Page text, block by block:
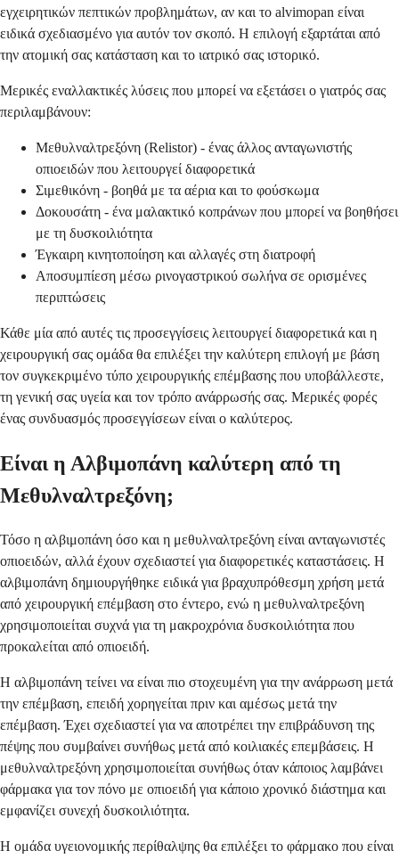
εγχειρητικών πεπτικών προβλημάτων, αν και το alvimopan είναι
ειδικά σχεδιασμένο για αυτόν τον σκοπό. Η επιλογή εξαρτάται από
την ατομική σας κατάσταση και το ιατρικό σας ιστορικό.
Μερικές εναλλακτικές λύσεις που μπορεί να εξετάσει ο γιατρός σας
περιλαμβάνουν:
Μεθυλναλτρεξόνη (Relistor) - ένας άλλος ανταγωνιστής
οπιοειδών που λειτουργεί διαφορετικά
Σιμεθικόνη - βοηθά με τα αέρια και το φούσκωμα
Δοκουσάτη - ένα μαλακτικό κοπράνων που μπορεί να βοηθήσει
με τη δυσκοιλιότητα
Έγκαιρη κινητοποίηση και αλλαγές στη διατροφή
Αποσυμπίεση μέσω ρινογαστρικού σωλήνα σε ορισμένες
περιπτώσεις
Κάθε μία από αυτές τις προσεγγίσεις λειτουργεί διαφορετικά και η
χειρουργική σας ομάδα θα επιλέξει την καλύτερη επιλογή με βάση
τον συγκεκριμένο τύπο χειρουργικής επέμβασης που υποβάλλεστε,
τη γενική σας υγεία και τον τρόπο ανάρρωσής σας. Μερικές φορές
ένας συνδυασμός προσεγγίσεων είναι ο καλύτερος.
Είναι η Αλβιμοπάνη καλύτερη από τη
Μεθυλναλτρεξόνη;
Τόσο η αλβιμοπάνη όσο και η μεθυλναλτρεξόνη είναι ανταγωνιστές
οπιοειδών, αλλά έχουν σχεδιαστεί για διαφορετικές καταστάσεις. Η
αλβιμοπάνη δημιουργήθηκε ειδικά για βραχυπρόθεσμη χρήση μετά
από χειρουργική επέμβαση στο έντερο, ενώ η μεθυλναλτρεξόνη
χρησιμοποιείται συχνά για τη μακροχρόνια δυσκοιλιότητα που
προκαλείται από οπιοειδή.
Η αλβιμοπάνη τείνει να είναι πιο στοχευμένη για την ανάρρωση μετά
την επέμβαση, επειδή χορηγείται πριν και αμέσως μετά την
επέμβαση. Έχει σχεδιαστεί για να αποτρέπει την επιβράδυνση της
πέψης που συμβαίνει συνήθως μετά από κοιλιακές επεμβάσεις. Η
μεθυλναλτρεξόνη χρησιμοποιείται συνήθως όταν κάποιος λαμβάνει
φάρμακα για τον πόνο με οπιοειδή για κάποιο χρονικό διάστημα και
εμφανίζει συνεχή δυσκοιλιότητα.
Η ομάδα υγειονομικής περίθαλψης θα επιλέξει το φάρμακο που είναι